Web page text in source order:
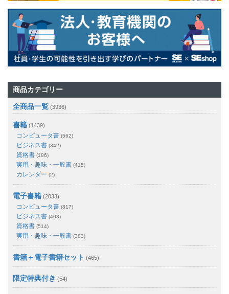
商品カテゴリー
全商品一覧 (3936)
書籍 (1439)
コンピュータ書 (562)
ビジネス書 (342)
資格書 (186)
実用・趣味・一般書 (415)
カレンダー (2)
電子書籍 (2033)
コンピュータ書 (817)
ビジネス書 (403)
資格書 (514)
実用・趣味・一般書 (383)
書籍＋電子書籍セット (465)
限定特典付き (54)